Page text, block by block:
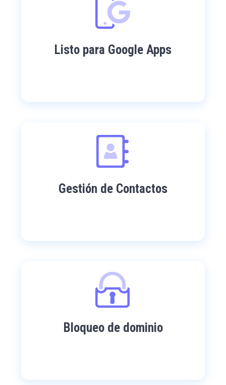
Listo para Google Apps
Gestión de Contactos
Bloqueo de dominio